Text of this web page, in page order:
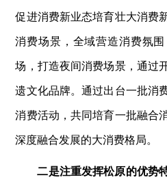
促进消费新业态培育壮大消费
消费场景，全域营造消费氛
场，打造夜间消费场景，通过
遗文化品牌。通过出台一批消
消费活动，共同培育一批融合
深度融合发展的大消费格局。
二是注重发挥松原的优势